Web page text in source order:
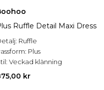
Ruffle Detail Maxi Dress
Ruffle
Plus
Veckad klänning
kr